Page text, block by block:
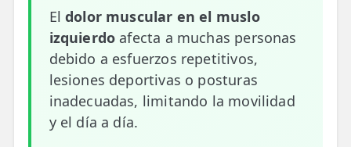
TIENDA
🛍️ Tienda Bonos
🛍️ Tienda Productos Fisioterapia
🎁 Tarjetas Regalo
Eldolor muscular en el muslo
izquierdo afecta a muchas personas
debido a esfuerzos repetitivos,
lesiones deportivas o posturas
inadecuadas, limitando la movilidad
y el día a día.